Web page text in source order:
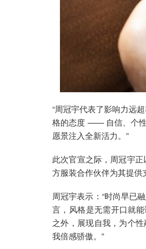
“周冠宇代表了影响力远
格的态度 —— 自信、个性
愿景注入全新活力。”
此次官宣之际，周冠宇
方服装合作伙伴为其提供
周冠宇表示：“时尚早已
言，风格是无需开口就
之外，展现自我，为个
我倍感骄傲。”